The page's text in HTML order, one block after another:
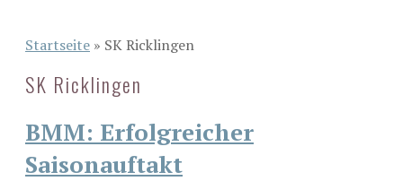
Startseite » SK Ricklingen
SK Ricklingen
BMM: Erfolgreicher
Saisonauftakt